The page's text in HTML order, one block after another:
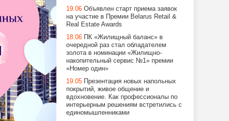
19.06 Объявлен старт приема заявок
на участие в Премии Belarus Retail &
Real Estate Awards
18.06 ПК «Жилищный баланс» в
очередной раз стал обладателем
золота в номинации «Жилищно-
накопительный сервис №1» премии
«Номер один»
19.05 Презентация новых напольных
покрытий, живое общение и
вдохновение. Как профессионалы по
интерьерным решениям встретились с
единомышленниками